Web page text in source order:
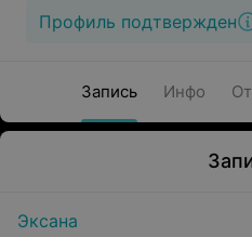
Профиль подтвержден
Запись Инфо
Эксана